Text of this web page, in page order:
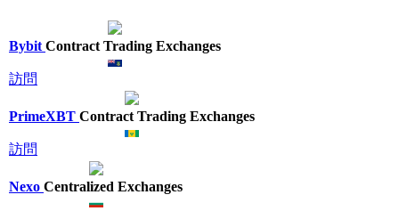
Bybit Contract Trading Exchanges
訪問
PrimeXBT Contract Trading Exchanges
訪問
Nexo Centralized Exchanges